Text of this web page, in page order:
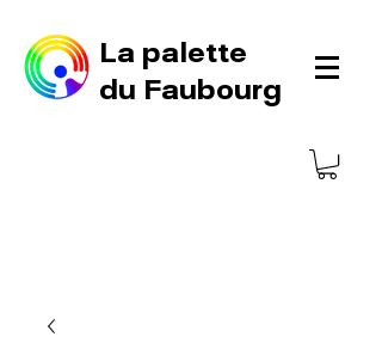
La palette
du Faubourg